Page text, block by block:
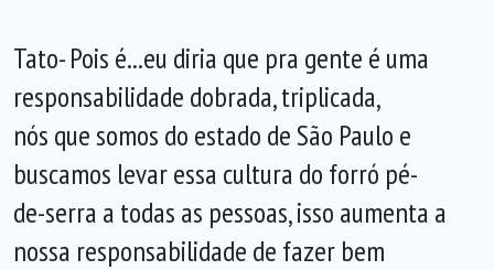
Tato- Pois é...eu diria que pra gente é uma
responsabilidade dobrada, triplicada,
nós que somos do estado de São Paulo e
buscamos levar essa cultura do forró pé-
de-serra a todas as pessoas, isso aumenta a
nossa responsabilidade de fazer bem